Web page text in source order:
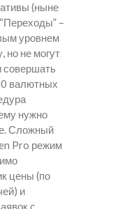
(ныне
–
уровнем
но не могут
совершать
валютных
нужно
Сложный
Pro режим
цены (по
и
с